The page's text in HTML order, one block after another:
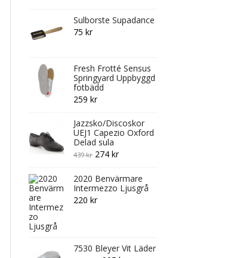
Sulborste Supadance
75 kr
Fresh Frotté Sensus
Springyard Uppbyggd
fotbädd
259 kr
Jazzsko/Discoskor
UEJ1 Capezio Oxford
Delad sula
439kr Original
was:
439 kr.
274 krCurrent
is:
274 kr.
2020 Benvärmare
Intermezzo Ljusgrå
220 kr
7530 Bleyer Vit Läder